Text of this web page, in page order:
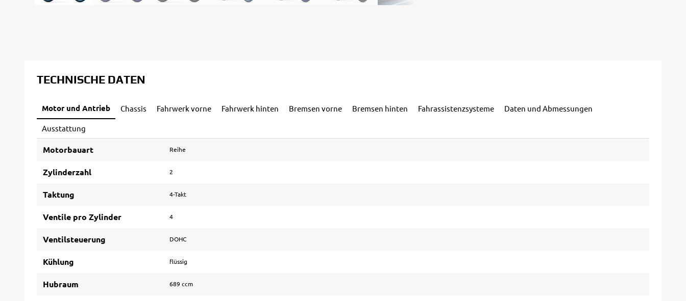
TECHNISCHE DATEN
Motor und Antrieb Chassis Fahrwerk vorne Fahrwerk hinten Bremsen vorne Bremsen hinten Fahrassistenzsysteme Daten und Abmessungen
Ausstattung
Motorbauart Reihe
Zylinderzahl 2
Taktung 4-Takt
Ventile pro Zylinder 4
Ventilsteuerung DOHC
Kühlung flüssig
Hubraum 689 ccm